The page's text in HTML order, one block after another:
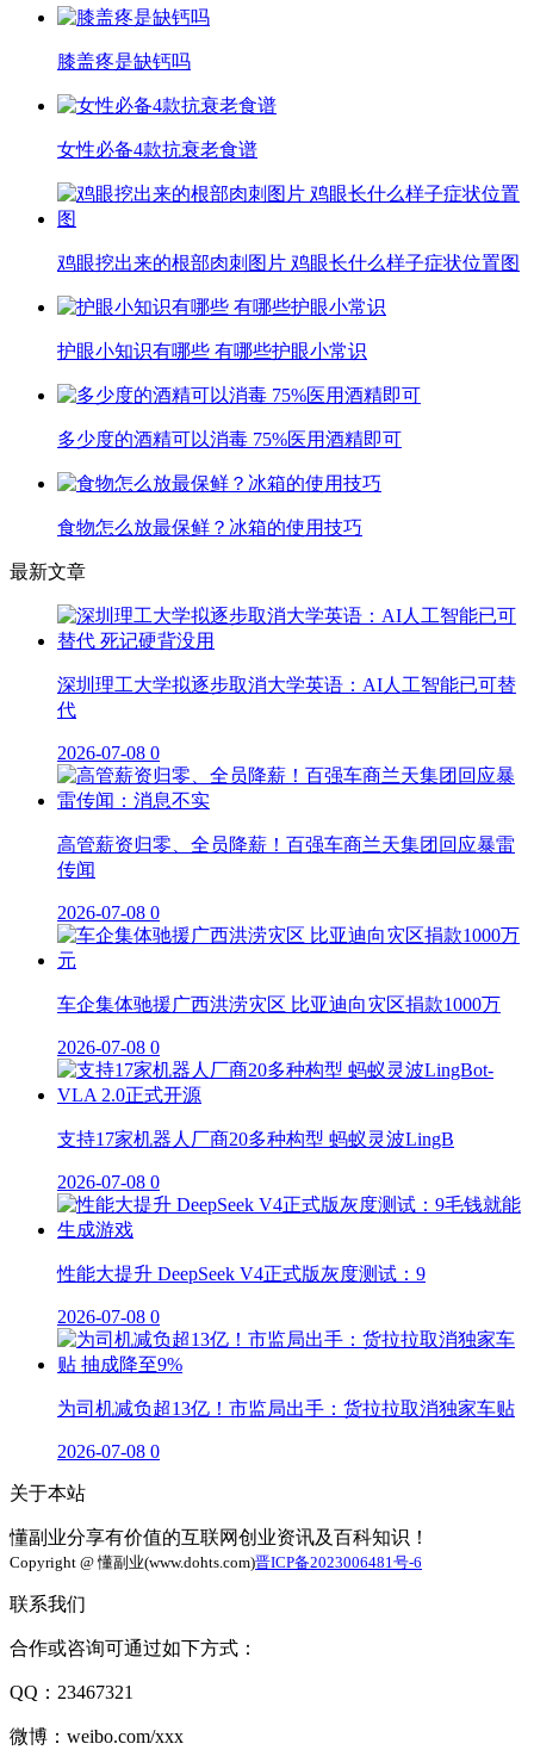
膝盖疼是缺钙吗
女性必备4款抗衰老食谱
鸡眼挖出来的根部肉刺图片 鸡眼长什么样子症状位置图
护眼小知识有哪些 有哪些护眼小常识
多少度的酒精可以消毒 75%医用酒精即可
食物怎么放最保鲜？冰箱的使用技巧
最新文章
深圳理工大学拟逐步取消大学英语：AI人工智能已可替
代
2026-07-08 0
高管薪资归零、全员降薪！百强车商兰天集团回应暴雷
传闻
2026-07-08 0
车企集体驰援广西洪涝灾区 比亚迪向灾区捐款1000万
2026-07-08 0
支持17家机器人厂商20多种构型 蚂蚁灵波LingB
2026-07-08 0
性能大提升 DeepSeek V4正式版灰度测试：9
2026-07-08 0
为司机减负超13亿！市监局出手：货拉拉取消独家车贴
2026-07-08 0
关于本站
懂副业分享有价值的互联网创业资讯及百科知识！
Copyright @ 懂副业(www.dohts.com)晋ICP备2023006481号-6
联系我们
合作或咨询可通过如下方式：
QQ：23467321
微博：weibo.com/xxx